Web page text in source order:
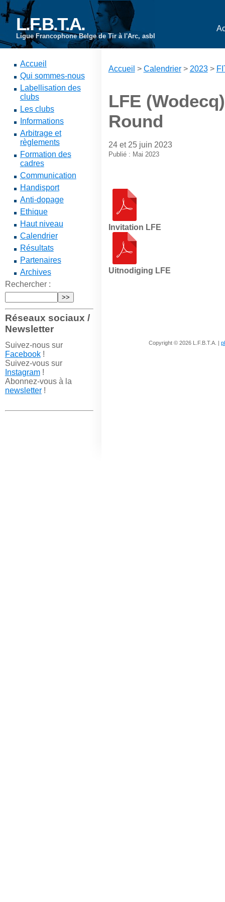
L.F.B.T.A.
Ligue Francophone Belge de Tir à l'Arc, asbl
Accueil
Qui sommes-nous
Labellisation des
clubs
Les clubs
Informations
Arbitrage et
règlements
Formation des
cadres
Communication
Handisport
Anti-dopage
Ethique
Haut niveau
Calendrier
Résultats
Partenaires
Archives
Rechercher :
Réseaux sociaux /
Newsletter
Suivez-nous sur
Facebook!
Suivez-vous sur
Instagram!
Abonnez-vous à la
newsletter!
Accueil > Calendrier> 2023>
LFE
Round
24 et 25 juin 2023
Publié : Mai 2023
Invitation LFE
Uitnodiging LFE
Copyright © 2026 L.F.B.T.A. |